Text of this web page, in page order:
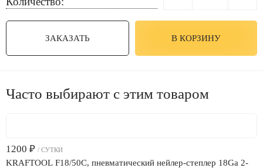
ЗАКАЗАТЬ В КОРЗИНУ
Часто выбирают с этим товаром
1200 ₽ / СУТКИ
KRAFTOOL F18/50C, пневматический нейлер-степлер 18Ga 2-